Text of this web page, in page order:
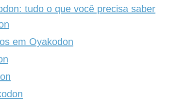
tudo o que você precisa saber
​​em Oyakodon